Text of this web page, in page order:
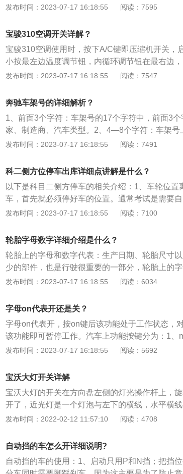
考试。
起伏路，单边桥，窄路掉头，压大饼，曲线行驶
车和起步：听到“坡道定点停车和起步”考试的语音
地点停下来，停车后车身右侧前后车轮距路边缘
压道路边缘线(白线)，考试车的车头最前方在路
试，直至电脑语音提示“叮咚”即该项目考试完成通
溜与起步熄火是这项中最常见的，原因是考生对
车”开始侧方位考试，车子倒进侧方位后停下，停
咚”方可起步考下一项目。项目要点与技巧：前进
线都是这项中最常见的。起伏路行驶：车辆用低速
点与技巧：考验考生对制动器、离合器和档位三
连续障碍项目，语音提示“叮咚”该项目结束继续下
养对车轮行驶轨迹和内外轮差的判断能力，掌握
断。通过单边桥：听到语音提示“叮咚，通过单边
提示“叮咚”该项目结束继续下一项目。项目要点与
发布时间：2023-07-17 16:18:55 阅读：7595
宝骏310空调开关详解？
宝骏310空调使用时，按下A/C键即压缩机开关，
小按最左边温度调节钮，内循环调节钮在最右边
指示灯熄灭即空调停止工作。以下是相关介绍：1
原理：其工作原理，是各部件之间采用铜管和高
制冷系统工作时，制冷剂以不同状态在这个密闭系
发布时间：2023-07-17 16:18:55 阅读：7547
奔驰车架号的详细解析？
1、前面3个字符：车架号的17个字符中，前面3
家、制造商、汽车类型。2、4—8个字符：车架
辆的特征，如车辆的种类、车身类型、发动机类
第10个字符：第10个字符表示的是生产年份，作
5、第11位字符：第11位字符表示车辆的组装地，
—17位字符：车架号的第12—17位字符为生产序
问题的车进行召回。
发布时间：2023-07-17 16:18:55 阅读：7491
科二侧方位停车出库详细点讲解是什么？
以下是科目二侧方停车的相关介绍：1、车轮位
车，首先就必须停好车的位置。通常考试是需要
点。上车一定要事先调整好座椅和后视镜，不管
后视镜观察车轮与右边线的距离，二者距离30公
行。同时注意前方，当车头与正对面库线重叠的
记得马上按喇叭打灯准备出库，很多学员会忘记
分，所以这一点要特别注意。出库很简单，方向
前方路边线重合时，向右回正直行，当引擎盖1/3
发布时间：2023-07-17 16:18:55 阅读：7100
轮胎字母数字详细介绍是什么？
轮胎上的字母和数字代表：生产日期、轮胎尺寸
少的部件，也是行驶很重要的一部分，轮胎上的
详细介绍：生产日期：汽车上都会有一串DOT开
胎的生产年限，就是17年生产，数字组合的前两
19周生产的，综上所述1917这组数字就代表轮胎
以及规格：轮胎上都会有这样一组代码205/
样，但是格式类似，这组代码分别代表的意义是
单位是毫米（mm）60：代表的是轮胎的扁平比，
构，一般常见的就是R（子午胎）和D（斜交胎）
胎适用的轮毂尺寸为16寸。91：代表的是单条轮
轮胎就是2.4吨。V：这个字母代表的是轮胎的最
发布时间：2023-07-17 16:18:55 阅读：6034
字母on代表开还是关？
字母on代表开，按on键后该功能处于工作状态，
该功能即可暂停工作。汽车上功能按键分为：1、
体的静音模式；2、mode是模式键，用于切换多
压监测键，胎压不足会随即报警；5、sync是双温
节温度，关闭则是分别调节两边的空调温度。
发布时间：2023-07-17 16:18:55 阅读：5692
宝沃大灯开关详解
宝沃大灯的开关在方向盘左侧的灯光操作杆上，
开了，近光灯是一个灯泡与左下的横线，水平横
光灯，O字代表的是灯光关闭。灯光操作杆上的
是远光灯，左右两个箭头的则是转向灯，一个灯
上的是后雾灯，若是在灯泡左边的则是前雾灯。
后，对应的车外灯光就会被电量，仪表盘同时会
发布时间：2022-02-12 11:57:10 阅读：4708
自动挡的车怎么开详细说明?
自动挡的车的使用：1、启动只用P和N挡；把挡